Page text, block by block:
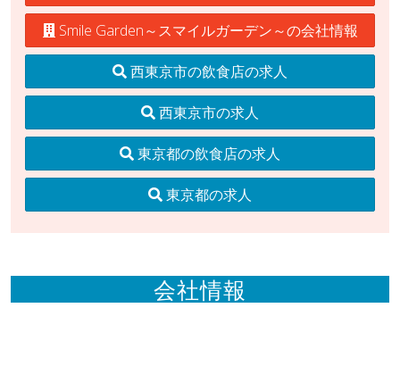
Smile Garden～スマイルガーデン～の会社情報
西東京市の飲食店の求人
西東京市の求人
東京都の飲食店の求人
東京都の求人
会社情報